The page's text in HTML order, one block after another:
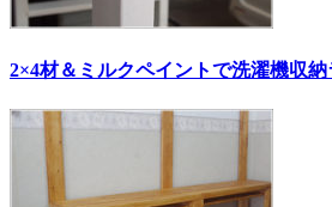
2×4材＆ミルクペイントで洗濯機収